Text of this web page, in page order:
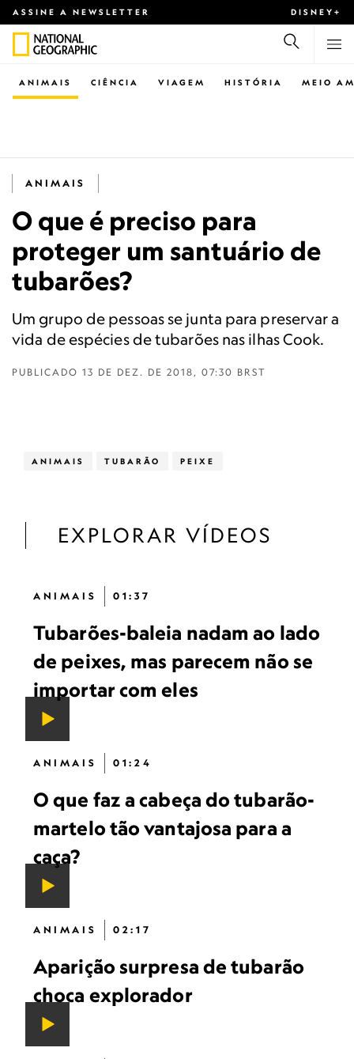
ASSINE A NEWSLETTER DISNEY+
CIÊNCIA VIAGEM
ANIMAIS HISTÓRIA MEIO
ANIMAIS
O que é preciso para
proteger um santuário de
tubarões?
Um grupo de pessoas se junta para preservar a
vida de espécies de tubarões nas ilhas Cook.
PUBLICADO 13 DE DEZ. DE 2018, 07:30 BRST
ANIMAIS TUBARÃO PEIXE
EXPLORAR VÍDEOS
ANIMAIS 01:37
Tubarões-baleia nadam ao lado
de peixes, mas parecem não se
importar com eles
ANIMAIS 01:24
O que faz a cabeça do tubarão-
martelo tão vantajosa para a
caça?
ANIMAIS 02:17
Aparição surpresa de tubarão
choca explorador